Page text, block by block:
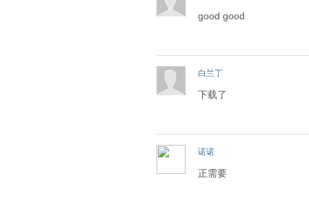
good good
白兰丁
下载了
诺诺
正需要